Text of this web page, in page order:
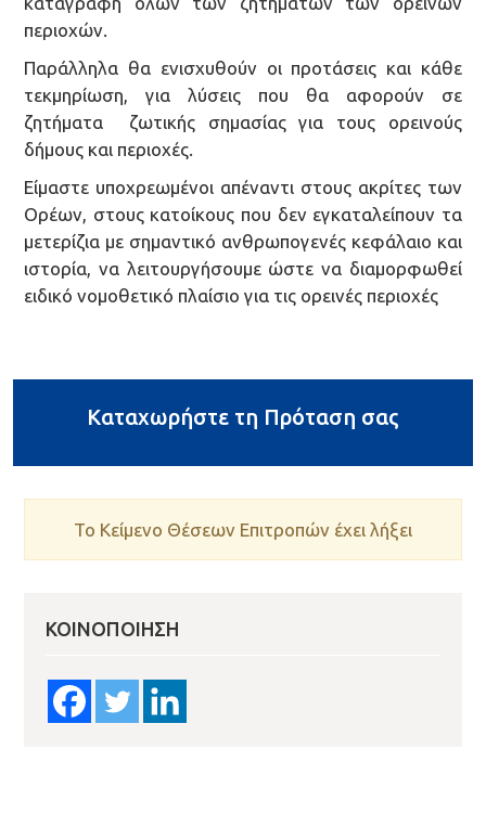
περιοχών.
Παράλληλα θα ενισχυθούν οι προτάσεις και κάθε
τεκμηρίωση, για λύσεις που θα αφορούν σε
ζητήματα ζωτικής σημασίας για τους ορεινούς
δήμους και περιοχές.
Είμαστε υποχρεωμένοι απέναντι στους ακρίτες των
Ορέων, στους κατοίκους που δεν εγκαταλείπουν τα
μετερίζια με σημαντικό ανθρωπογενές κεφάλαιο και
ιστορία, να λειτουργήσουμε ώστε να διαμορφωθεί
ειδικό νομοθετικό πλαίσιο για τις ορεινές περιοχές
Καταχωρήστε τη Πρόταση σας
Το Κείμενο Θέσεων Επιτροπών έχει λήξει
ΚΟΙΝΟΠΟΊΗΣΗ